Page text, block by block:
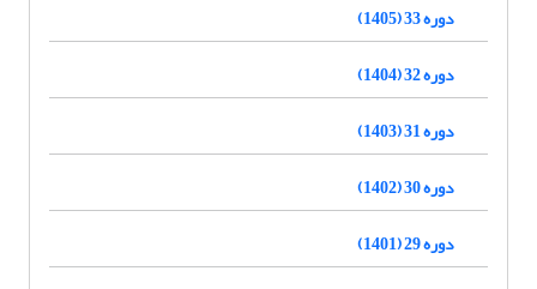
دوره 33 (1405)
دوره 32 (1404)
دوره 31 (1403)
دوره 30 (1402)
دوره 29 (1401)